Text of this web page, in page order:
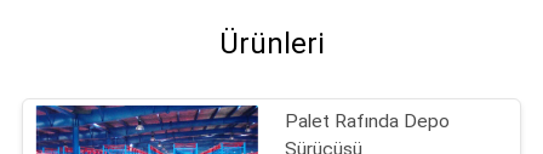
Ürünleri
Palet Rafında Depo
Sürücüsü